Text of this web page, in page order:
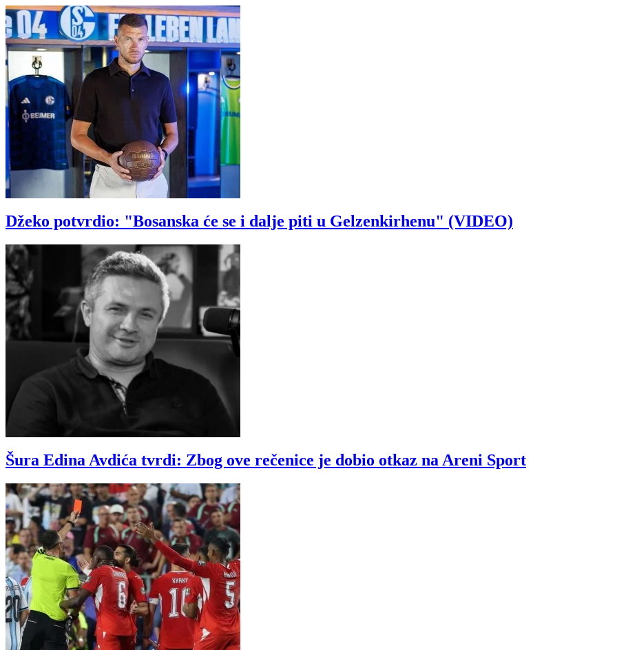
Džeko potvrdio: "Bosanska će se i dalje piti u Gelzenkirhenu" (VIDEO)
Šura Edina Avdića tvrdi: Zbog ove rečenice je dobio otkaz na Areni Sport